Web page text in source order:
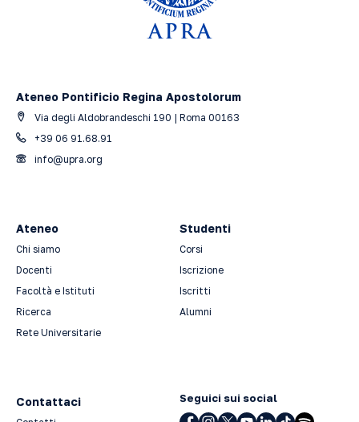
Ateneo Pontificio Regina Apostolorum
Via degli Aldobrandeschi 190 | Roma 00163
+39 06 91.68.91
info@upra.org
Ateneo
Chi siamo
Docenti
Facoltà e Istituti
Ricerca
Rete Universitarie
Studenti
Corsi
Iscrizione
Iscritti
Alumni
Contattaci Seguici sui social